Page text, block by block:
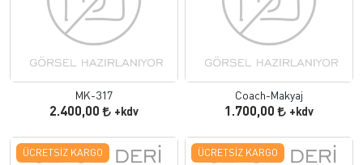
MK-317
2.400,00 +kdv
Coach-Makyaj
1.700,00 +kdv
ÜCRETSIZ KARGO ÜCRETSIZ KARGO